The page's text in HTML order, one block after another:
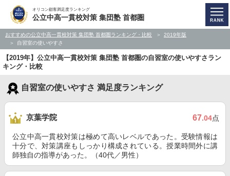
オリコン顧客満足度ランキング
公立中高一貫校対策 集団塾 首都圏
おすすめの公立中高一貫校対策 集団塾 首都圏ランキング・比較
2019年版
自習室の使いやすさ
【2019年】公立中高一貫校対策 集団塾 首都圏の自習室の使いやすさラン
キング・比較
自習室の使いやすさ 満足度ランキング
京葉学院 67.04点
公立中高一貫校対策は極めて高いレベルであった。受験情報は
十分で、対策講座もしっかり構成されている。授業時間外に講
師独自の指導があった。（40代／男性）